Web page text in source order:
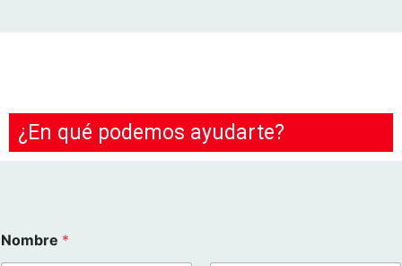
¿En qué podemos ayudarte?
Nombre *